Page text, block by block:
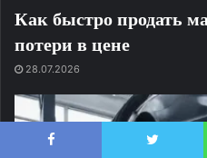
Как быстро продать
потери в цене
28.07.2026